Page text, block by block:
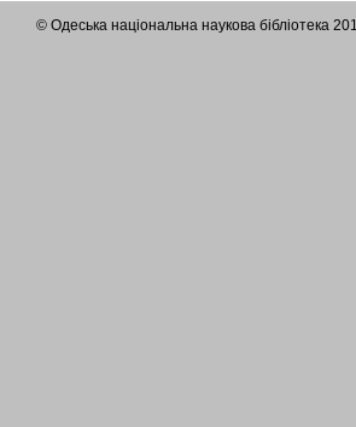
© Одеська національна наукова бібліотека